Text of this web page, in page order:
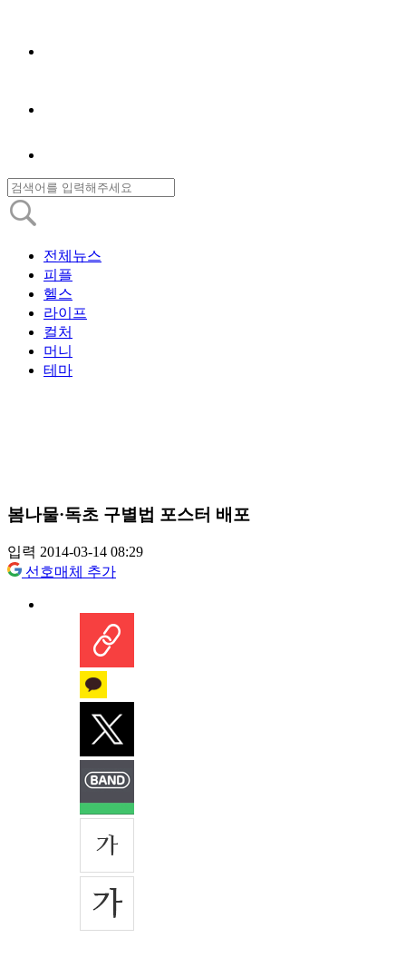
전체뉴스
피플
헬스
라이프
컬처
머니
테마
봄나물·독초 구별법 포스터 배포
입력 2014-03-14 08:29
선호매체 추가